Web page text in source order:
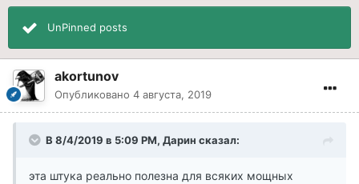
UnPinned posts
akortunov
Опубликовано 4 августа, 2019
В 8/4/2019 в 5:09 PM, Дарин сказал:
эта штука реально полезна для всяких мощных